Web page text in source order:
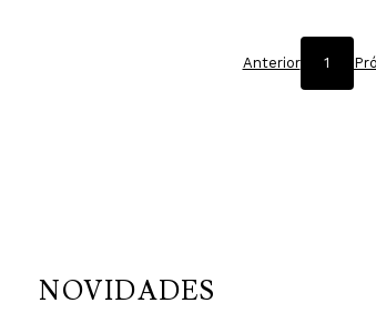
Anterior 1
NOVIDADES